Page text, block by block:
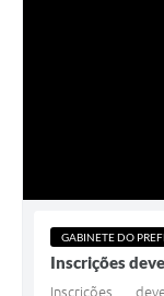
GABINETE DO
Inscrições
Inscrições